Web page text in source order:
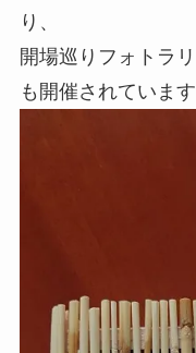
り、
開場巡りフォトラ
も開催されています